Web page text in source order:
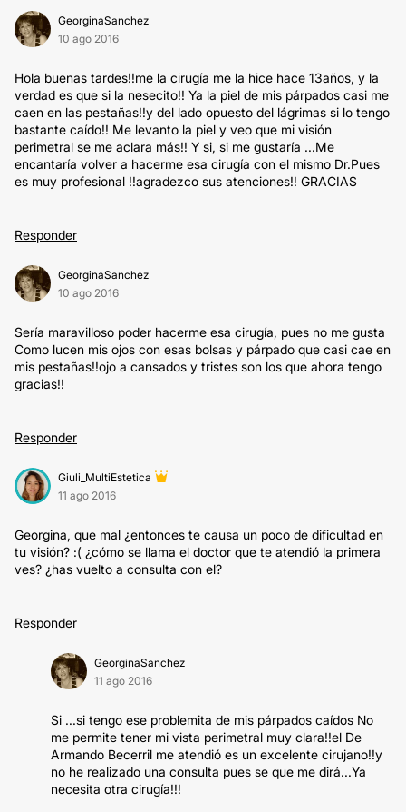
GeorginaSanchez
10 ago 2016
Hola buenas tardes!!me la cirugía me la hice hace 13años, y la
verdad es que si la nesecito!! Ya la piel de mis párpados casi me
caen en las pestañas!!y del lado opuesto del lágrimas si lo tengo
bastante caído!! Me levanto la piel y veo que mi visión
perimetral se me aclara más!! Y si, si me gustaría ...Me
encantaría volver a hacerme esa cirugía con el mismo Dr.Pues
es muy profesional !!agradezco sus atenciones!! GRACIAS
Responder
GeorginaSanchez
10 ago 2016
Sería maravilloso poder hacerme esa cirugía, pues no me gusta
Como lucen mis ojos con esas bolsas y párpado que casi cae en
mis pestañas!!ojo a cansados y tristes son los que ahora tengo
gracias!!
Responder
Giuli_MultiEstetica
11 ago 2016
Georgina, que mal ¿entonces te causa un poco de dificultad en
tu visión? :( ¿cómo se llama el doctor que te atendió la primera
ves? ¿has vuelto a consulta con el?
Responder
GeorginaSanchez
11 ago 2016
Si ...si tengo ese problemita de mis párpados caídos No
me permite tener mi vista perimetral muy clara!!el De
Armando Becerril me atendió es un excelente cirujano!!y
no he realizado una consulta pues se que me dirá...Ya
necesita otra cirugía!!!